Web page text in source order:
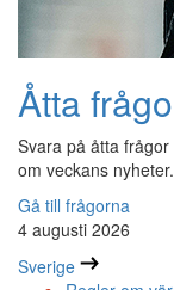
Åtta
Svara på åtta frågor
om veckans nyheter.
Gå till frågorna
4 augusti 2026
Sverige